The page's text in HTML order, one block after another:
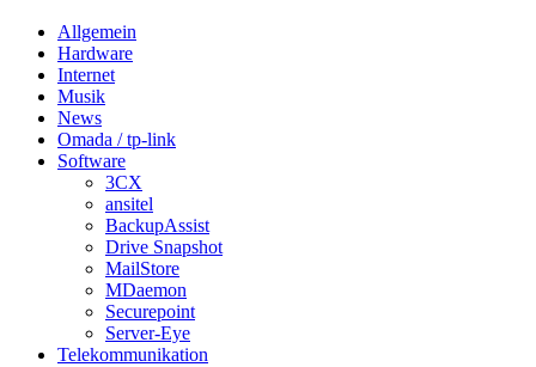
Allgemein
Hardware
Internet
Musik
News
Omada / tp-link
Software
3CX
ansitel
BackupAssist
Drive Snapshot
MailStore
MDaemon
Securepoint
Server-Eye
Telekommunikation